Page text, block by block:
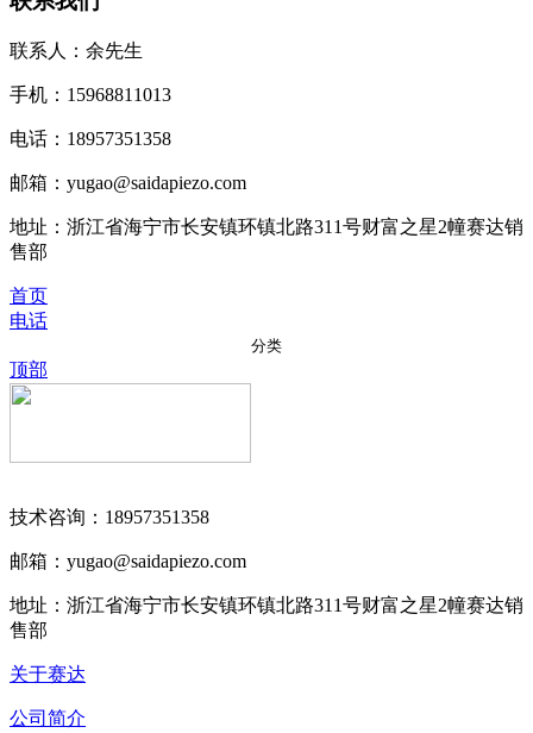
联系人：余先生
手机：15968811013
电话：18957351358
邮箱：yugao@saidapiezo.com
地址：浙江省海宁市长安镇环镇北路311号财富之星2幢赛达销
售部
首页
电话
分类
顶部
技术咨询：18957351358
邮箱：yugao@saidapiezo.com
地址：浙江省海宁市长安镇环镇北路311号财富之星2幢赛达销
售部
关于赛达
公司简介